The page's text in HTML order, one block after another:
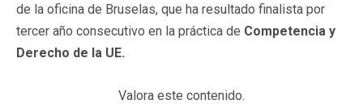
de la oficina de Bruselas, que ha resultado finalista por
tercer año consecutivo en la práctica de Competencia y
Derecho de la UE.
Valora este contenido.